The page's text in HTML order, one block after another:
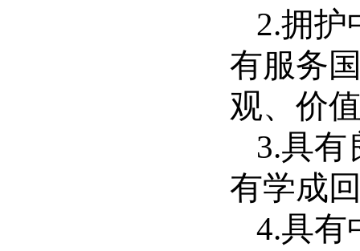
2.拥护
有服务
观、价
3.具有
有学成
4.具有